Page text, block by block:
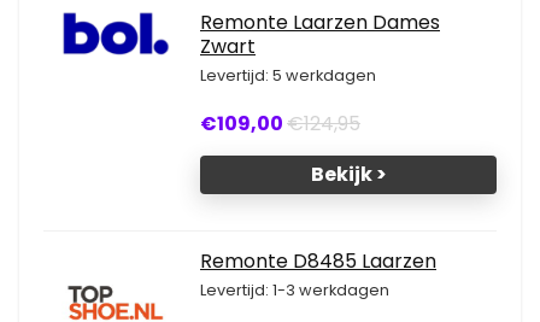
Remonte Laarzen Dames
Zwart
Levertijd: 5 werkdagen
€109,00€124,95
Bekijk >
Remonte D8485 Laarzen
Levertijd: 1-3 werkdagen